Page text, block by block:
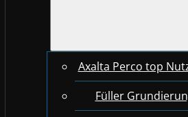
Axalta Perco top
Füller